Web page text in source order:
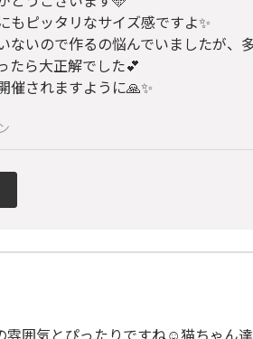
もピッタリなサイズ感ですよ✨
ないので作るの悩んでいましたが、
たら大正解でした💕
催されますように🙏✨